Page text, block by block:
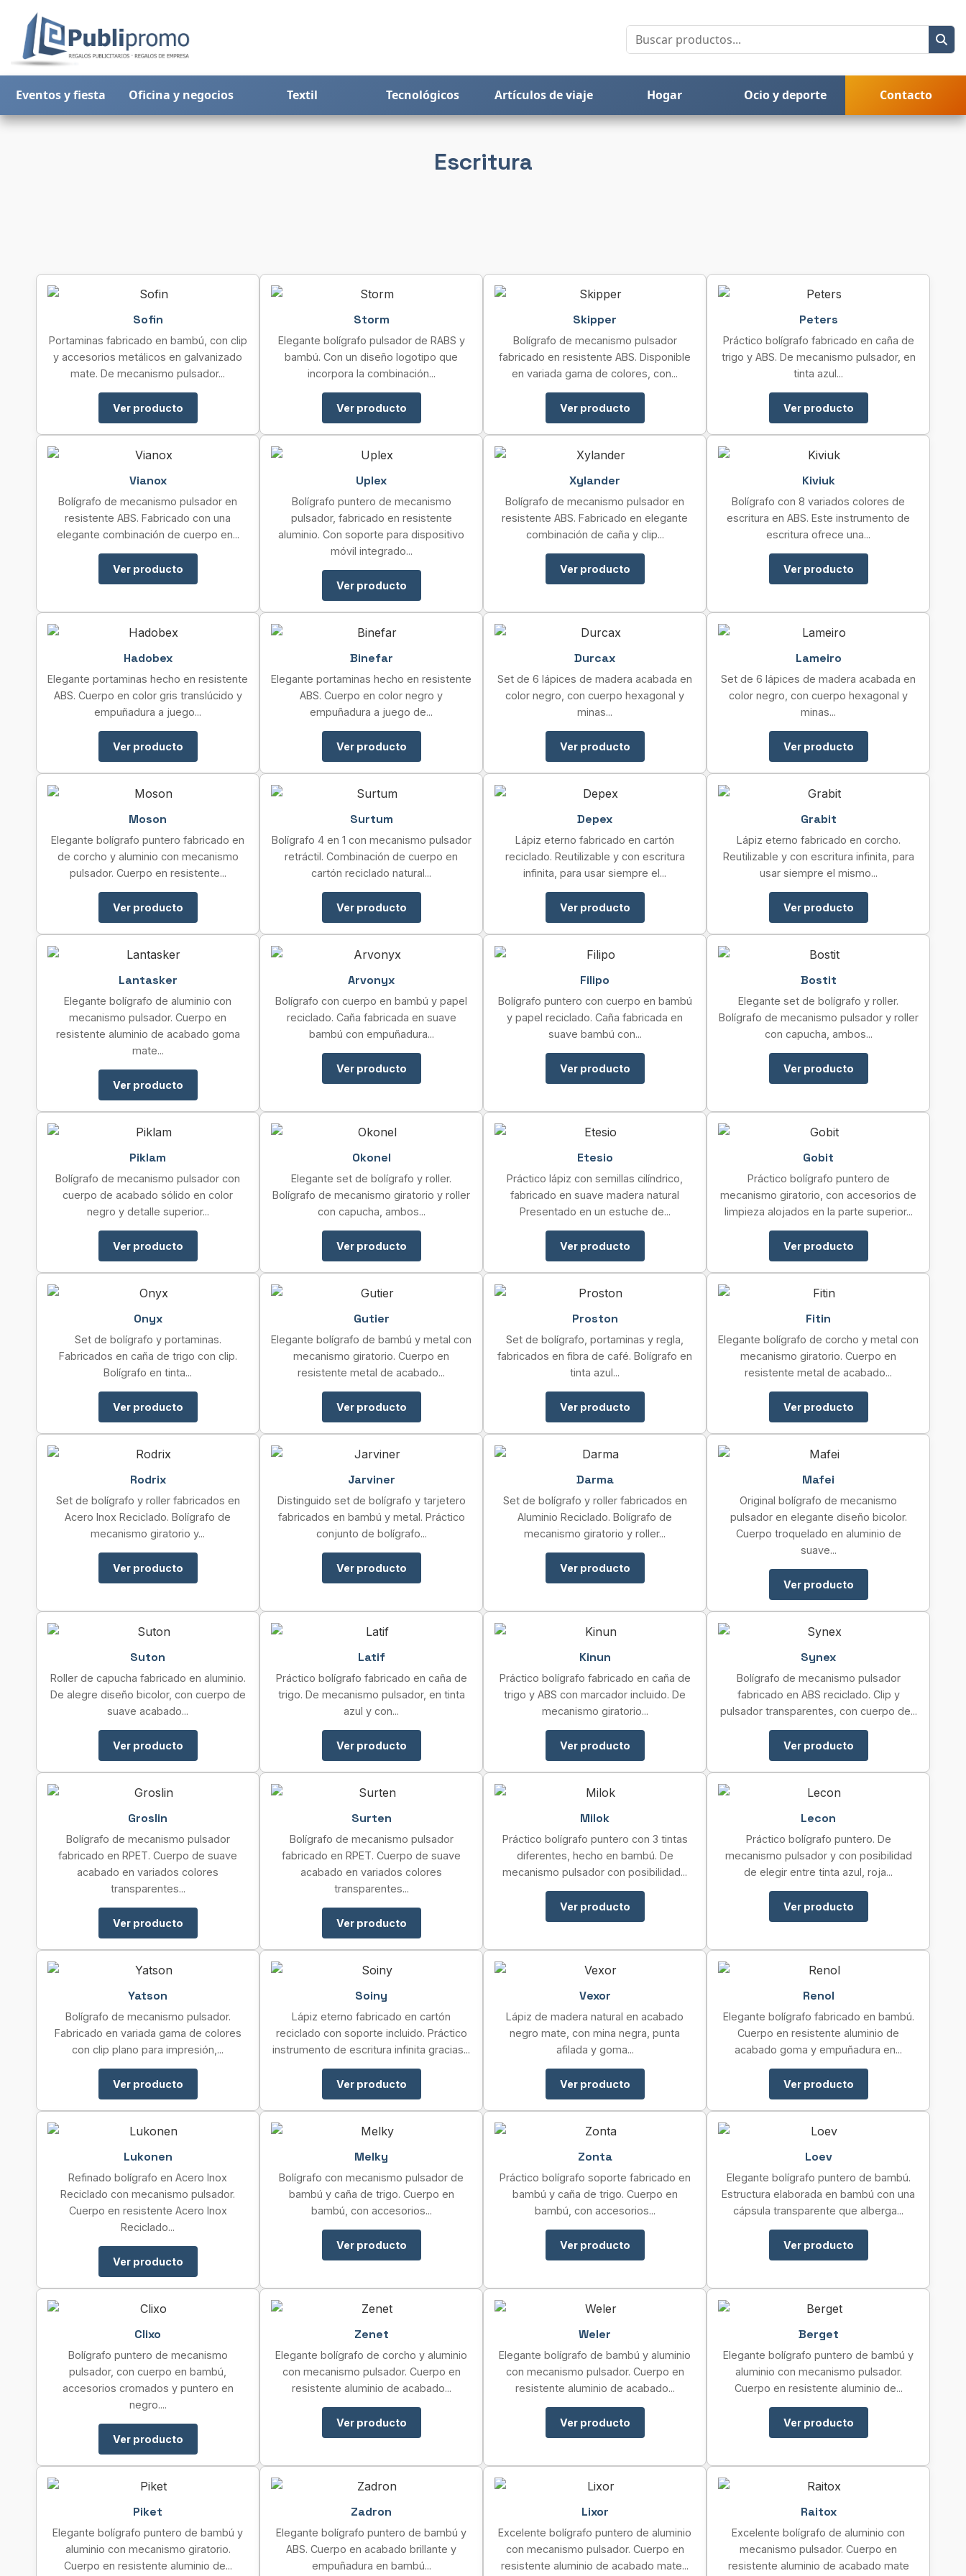
Eventos y fiesta Oficina y negocios Textil Tecnológicos Artículos de viaje Hogar Ocio y deporte Contacto
Escritura
Sofin
Portaminas fabricado en bambú, con clip
y accesorios metálicos en galvanizado
mate. De mecanismo pulsador...
Ver producto
Storm
Elegante bolígrafo pulsador de RABS y
bambú. Con un diseño logotipo que
incorpora la combinación...
Ver producto
Skipper
Bolígrafo de mecanismo pulsador
fabricado en resistente ABS. Disponible
en variada gama de colores, con...
Ver producto
Peters
Práctico bolígrafo fabricado en caña de
trigo y ABS. De mecanismo pulsador, en
tinta azul...
Ver producto
Vianox
Bolígrafo de mecanismo pulsador en
resistente ABS. Fabricado con una
elegante combinación de cuerpo en...
Ver producto
Uplex
Bolígrafo puntero de mecanismo
pulsador, fabricado en resistente
aluminio. Con soporte para dispositivo
móvil integrado...
Ver producto
Xylander
Bolígrafo de mecanismo pulsador en
resistente ABS. Fabricado en elegante
combinación de caña y clip...
Ver producto
Kiviuk
Bolígrafo con 8 variados colores de
escritura en ABS. Este instrumento de
escritura ofrece una...
Ver producto
Hadobex
Elegante portaminas hecho en resistente
ABS. Cuerpo en color gris translúcido y
empuñadura a juego...
Ver producto
Binefar
Elegante portaminas hecho en resistente
ABS. Cuerpo en color negro y
empuñadura a juego de...
Ver producto
Durcax
Set de 6 lápices de madera acabada en
color negro, con cuerpo hexagonal y
minas...
Ver producto
Lameiro
Set de 6 lápices de madera acabada en
color negro, con cuerpo hexagonal y
minas...
Ver producto
Moson
Elegante bolígrafo puntero fabricado en
de corcho y aluminio con mecanismo
pulsador. Cuerpo en resistente...
Ver producto
Surtum
Bolígrafo 4 en 1 con mecanismo pulsador
retráctil. Combinación de cuerpo en
cartón reciclado natural...
Ver producto
Depex
Lápiz eterno fabricado en cartón
reciclado. Reutilizable y con escritura
infinita, para usar siempre el...
Ver producto
Grabit
Lápiz eterno fabricado en corcho.
Reutilizable y con escritura infinita, para
usar siempre el mismo...
Ver producto
Lantasker
Elegante bolígrafo de aluminio con
mecanismo pulsador. Cuerpo en
resistente aluminio de acabado goma
mate...
Ver producto
Arvonyx
Bolígrafo con cuerpo en bambú y papel
reciclado. Caña fabricada en suave
bambú con empuñadura...
Ver producto
Filipo
Bolígrafo puntero con cuerpo en bambú
y papel reciclado. Caña fabricada en
suave bambú con...
Ver producto
Bostit
Elegante set de bolígrafo y roller.
Bolígrafo de mecanismo pulsador y roller
con capucha, ambos...
Ver producto
Piklam
Bolígrafo de mecanismo pulsador con
cuerpo de acabado sólido en color
negro y detalle superior...
Ver producto
Okonel
Elegante set de bolígrafo y roller.
Bolígrafo de mecanismo giratorio y roller
con capucha, ambos...
Ver producto
Etesio
Práctico lápiz con semillas cilíndrico,
fabricado en suave madera natural
Presentado en un estuche de...
Ver producto
Gobit
Práctico bolígrafo puntero de
mecanismo giratorio, con accesorios de
limpieza alojados en la parte superior...
Ver producto
Onyx
Set de bolígrafo y portaminas.
Fabricados en caña de trigo con clip.
Bolígrafo en tinta...
Ver producto
Gutier
Elegante bolígrafo de bambú y metal con
mecanismo giratorio. Cuerpo en
resistente metal de acabado...
Ver producto
Proston
Set de bolígrafo, portaminas y regla,
fabricados en fibra de café. Bolígrafo en
tinta azul...
Ver producto
Fitin
Elegante bolígrafo de corcho y metal con
mecanismo giratorio. Cuerpo en
resistente metal de acabado...
Ver producto
Rodrix
Set de bolígrafo y roller fabricados en
Acero Inox Reciclado. Bolígrafo de
mecanismo giratorio y...
Ver producto
Jarviner
Distinguido set de bolígrafo y tarjetero
fabricados en bambú y metal. Práctico
conjunto de bolígrafo...
Ver producto
Darma
Set de bolígrafo y roller fabricados en
Aluminio Reciclado. Bolígrafo de
mecanismo giratorio y roller...
Ver producto
Mafei
Original bolígrafo de mecanismo
pulsador en elegante diseño bicolor.
Cuerpo troquelado en aluminio de
suave...
Ver producto
Suton
Roller de capucha fabricado en aluminio.
De alegre diseño bicolor, con cuerpo de
suave acabado...
Ver producto
Latif
Práctico bolígrafo fabricado en caña de
trigo. De mecanismo pulsador, en tinta
azul y con...
Ver producto
Kinun
Práctico bolígrafo fabricado en caña de
trigo y ABS con marcador incluido. De
mecanismo giratorio...
Ver producto
Synex
Bolígrafo de mecanismo pulsador
fabricado en ABS reciclado. Clip y
pulsador transparentes, con cuerpo de...
Ver producto
Groslin
Bolígrafo de mecanismo pulsador
fabricado en RPET. Cuerpo de suave
acabado en variados colores
transparentes...
Ver producto
Surten
Bolígrafo de mecanismo pulsador
fabricado en RPET. Cuerpo de suave
acabado en variados colores
transparentes...
Ver producto
Milok
Práctico bolígrafo puntero con 3 tintas
diferentes, hecho en bambú. De
mecanismo pulsador con posibilidad...
Ver producto
Lecon
Práctico bolígrafo puntero. De
mecanismo pulsador y con posibilidad
de elegir entre tinta azul, roja...
Ver producto
Yatson
Bolígrafo de mecanismo pulsador.
Fabricado en variada gama de colores
con clip plano para impresión,...
Ver producto
Soiny
Lápiz eterno fabricado en cartón
reciclado con soporte incluido. Práctico
instrumento de escritura infinita gracias...
Ver producto
Vexor
Lápiz de madera natural en acabado
negro mate, con mina negra, punta
afilada y goma...
Ver producto
Renol
Elegante bolígrafo fabricado en bambú.
Cuerpo en resistente aluminio de
acabado goma y empuñadura en...
Ver producto
Lukonen
Refinado bolígrafo en Acero Inox
Reciclado con mecanismo pulsador.
Cuerpo en resistente Acero Inox
Reciclado...
Ver producto
Melky
Bolígrafo con mecanismo pulsador de
bambú y caña de trigo. Cuerpo en
bambú, con accesorios...
Ver producto
Zonta
Práctico bolígrafo soporte fabricado en
bambú y caña de trigo. Cuerpo en
bambú, con accesorios...
Ver producto
Loev
Elegante bolígrafo puntero de bambú.
Estructura elaborada en bambú con una
cápsula transparente que alberga...
Ver producto
Clixo
Bolígrafo puntero de mecanismo
pulsador, con cuerpo en bambú,
accesorios cromados y puntero en
negro....
Ver producto
Zenet
Elegante bolígrafo de corcho y aluminio
con mecanismo pulsador. Cuerpo en
resistente aluminio de acabado...
Ver producto
Weler
Elegante bolígrafo de bambú y aluminio
con mecanismo pulsador. Cuerpo en
resistente aluminio de acabado...
Ver producto
Berget
Elegante bolígrafo puntero de bambú y
aluminio con mecanismo pulsador.
Cuerpo en resistente aluminio de...
Ver producto
Piket
Elegante bolígrafo puntero de bambú y
aluminio con mecanismo giratorio.
Cuerpo en resistente aluminio de...
Zadron
Elegante bolígrafo puntero de bambú y
ABS. Cuerpo en acabado brillante y
empuñadura en bambú...
Lixor
Excelente bolígrafo puntero de aluminio
con mecanismo pulsador. Cuerpo en
resistente aluminio de acabado mate...
Raitox
Excelente bolígrafo de aluminio con
mecanismo pulsador. Cuerpo en
resistente aluminio de acabado mate